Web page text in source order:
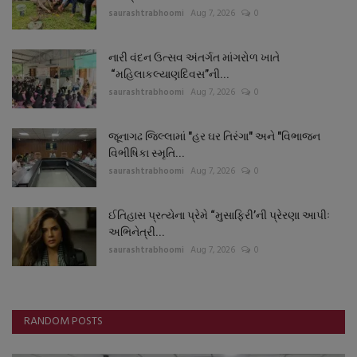
saurashtrabhoomi Aug 7, 2026 0
નારી વંદન ઉત્સવ અંતર્ગત માંગરોળ ખાતે
“મહિલાકલ્યાણદિવસ”ની...
saurashtrabhoomi Aug 7, 2026 0
જૂનાગઢ જિલ્લામાં "હર ઘર તિરંગા" અને "વિભાજન
વિભીષિકા સ્મૃતિ...
saurashtrabhoomi Aug 7, 2026 0
ઈતિહાસ પ્રત્યેના પ્રેમે “મુસાફિરી’ની પ્રેરણા આપીઃ
અભિનેત્રી...
saurashtrabhoomi Aug 7, 2026 0
RANDOM POSTS